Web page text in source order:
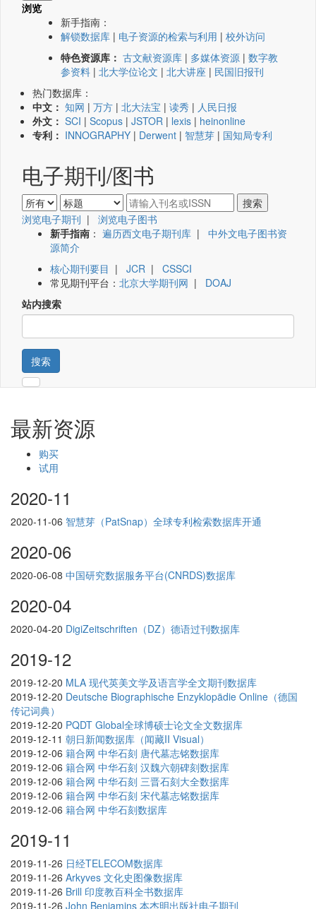
浏览
新手指南：
解锁数据库 | 电子资源的检索与利用 | 校外访问
特色资源库： 古文献资源库 | 多媒体资源 | 数字教
参资料 | 北大学位论文 | 北大讲座 | 民国旧报刊
热门数据库：
中文： 知网 | 万方 | 北大法宝 | 读秀 | 人民日报
外文： SCI | Scopus | JSTOR | lexis | heinonline
专利： INNOGRAPHY | Derwent | 智慧芽 | 国知局专利
电子期刊/图书
浏览电子期刊 | 浏览电子图书
新手指南 ： 遍历西文电子期刊库 | 中外文电子图书资
源简介
核心期刊要目 | JCR | CSSCI
常见期刊平台： 北京大学期刊网 | DOAJ
站内搜索
搜索
最新资源
购买
试用
2020-11
2020-11-06 智慧芽（PatSnap）全球专利检索数据库开通
2020-06
2020-06-08 中国研究数据服务平台(CNRDS)数据库
2020-04
2020-04-20 DigiZeitschriften（DZ）德语过刊数据库
2019-12
2019-12-20 MLA 现代英美文学及语言学全文期刊数据库
2019-12-20 Deutsche Biographische Enzyklopädie Online（德国
传记词典）
2019-12-20 PQDT Global全球博硕士论文全文数据库
2019-12-11 朝日新闻数据库（闻藏II Visual）
2019-12-06 籍合网 中华石刻 唐代墓志铭数据库
2019-12-06 籍合网 中华石刻 汉魏六朝碑刻数据库
2019-12-06 籍合网 中华石刻 三晋石刻大全数据库
2019-12-06 籍合网 中华石刻 宋代墓志铭数据库
2019-12-06 籍合网 中华石刻数据库
2019-11
2019-11-26 日经TELECOM数据库
2019-11-26 Arkyves 文化史图像数据库
2019-11-26 Brill 印度教百科全书数据库
2019-11-26 John Benjamins 本杰明出版社电子期刊